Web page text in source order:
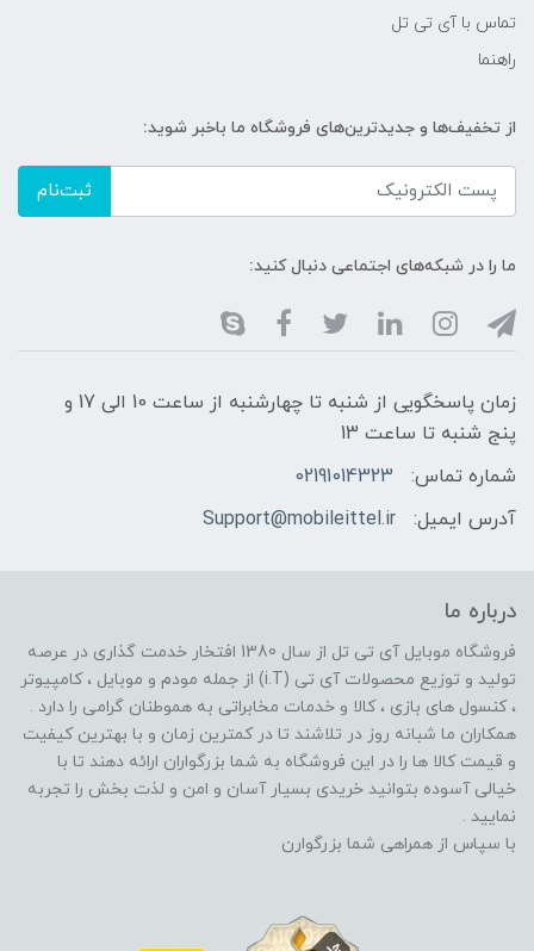
تماس با آی تی تل
راهنما
از تخفیف‌ها و جدیدترین‌های فروشگاه ما باخبر شوید:
ثبت‌نام
ما را در شبکه‌های اجتماعی دنبال کنید:
زمان پاسخگویی از شنبه تا چهارشنبه از ساعت 10 الی 17 و
پنج شنبه تا ساعت 13
شماره تماس:
02191014323
آدرس ایمیل:
Support@mobileittel.ir
درباره ما
فروشگاه موبایل آی تی تل از سال 1380 افتخار خدمت گذاری در عرصه
تولید و توزیع محصولات آی تی (i.T) از جمله مودم و موبایل ، کامپیوتر
، کنسول های بازی ، کالا و خدمات مخابراتی به هموطنان گرامی را دارد .
همکاران ما شبانه روز در تلاشند تا در کمترین زمان و با بهترین کیفیت
و قیمت کالا ها را در این فروشگاه به شما بزرگواران ارائه دهند تا با
خیالی آسوده بتوانید خریدی بسیار آسان و امن و لذت بخش را تجربه
نمایید .
با سپاس از همراهی شما بزرگوارن